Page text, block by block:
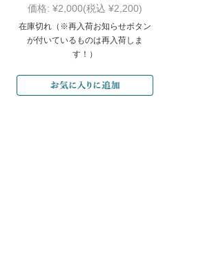
価格: ¥2,000(税込 ¥2,200)
在庫切れ（※再入荷お知らせボタン
が付いているものは再入荷しま
す！）